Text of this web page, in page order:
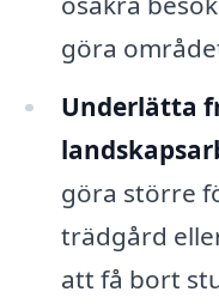
göra
Underlätta
göra större
trädgård
att få bort